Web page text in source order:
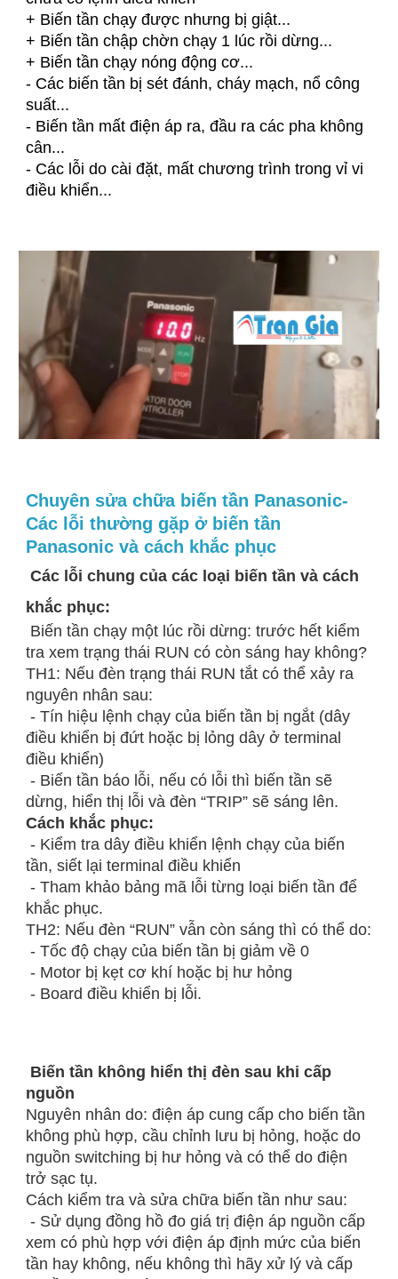
+ Biến tần chạy được nhưng bị giật...
+ Biến tần chập chờn chạy 1 lúc rồi dừng...
+ Biến tần chạy nóng động cơ...
- Các biến tần bị sét đánh, cháy mạch, nổ công
suất...
- Biến tần mất điện áp ra, đầu ra các pha không
cân...
- Các lỗi do cài đặt, mất chương trình trong vỉ vi
điều khiển...
Chuyên sửa chữa biến tần Panasonic-
Các lỗi thường gặp ở biến tần
Panasonic và cách khắc phục
Các lỗi chung của các loại biến tần và cách
khắc phục:
Biến tần chạy một lúc rồi dừng: trước hết kiểm
tra xem trạng thái RUN có còn sáng hay không?
TH1: Nếu đèn trạng thái RUN tắt có thể xảy ra
nguyên nhân sau:
- Tín hiệu lệnh chạy của biến tần bị ngắt (dây
điều khiển bị đứt hoặc bị lỏng dây ở terminal
điều khiển)
- Biến tần báo lỗi, nếu có lỗi thì biến tần sẽ
dừng, hiển thị lỗi và đèn “TRIP” sẽ sáng lên.
Cách khắc phục:
- Kiểm tra dây điều khiển lệnh chạy của biến
tần, siết lại terminal điều khiển
- Tham khảo bảng mã lỗi từng loại biến tần để
khắc phục.
TH2: Nếu đèn “RUN” vẫn còn sáng thì có thể do:
- Tốc độ chạy của biến tần bị giảm về 0
- Motor bị kẹt cơ khí hoặc bị hư hỏng
- Board điều khiển bị lỗi.
Biến tần không hiển thị đèn sau khi cấp
nguồn
Nguyên nhân do: điện áp cung cấp cho biến tần
không phù hợp, cầu chỉnh lưu bị hỏng, hoặc do
nguồn switching bị hư hỏng và có thể do điện
trở sạc tụ.
Cách kiểm tra và sửa chữa biến tần như sau:
- Sử dụng đồng hồ đo giá trị điện áp nguồn cấp
xem có phù hợp với điện áp định mức của biến
tần hay không, nếu không thì hãy xử lý và cấp